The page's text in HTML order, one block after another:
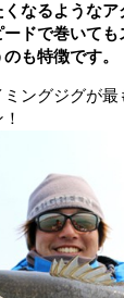
なるような
ドで巻いて
も特徴です。
ングジグが